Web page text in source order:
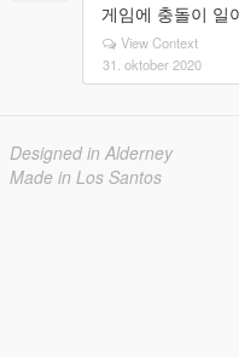
게임에 충돌이 일
View Context
31. oktober 2020
Designed in Alderney
Made in Los Santos